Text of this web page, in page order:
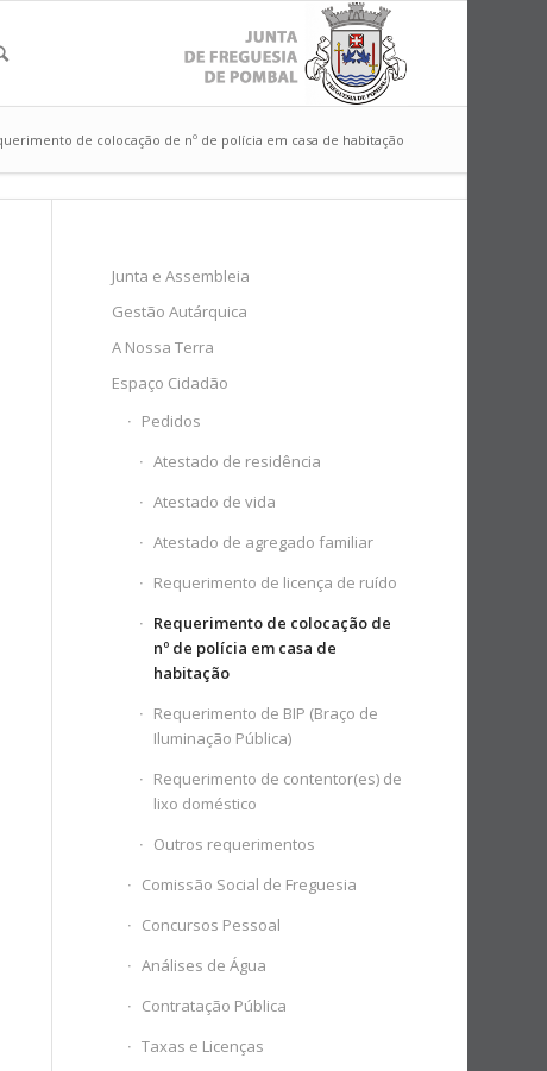
de colocação de nº de polícia em casa de habitação
Junta e Assembleia
Gestão Autárquica
A Nossa Terra
Espaço Cidadão
Pedidos
Atestado de residência
Atestado de vida
Atestado de agregado familiar
Requerimento de licença de ruído
Requerimento de colocação de
nº de polícia em casa de
habitação
Requerimento de BIP (Braço de
Iluminação Pública)
Requerimento de contentor(es) de
lixo doméstico
Outros requerimentos
Comissão Social de Freguesia
Concursos Pessoal
Análises de Água
Contratação Pública
Taxas e Licenças